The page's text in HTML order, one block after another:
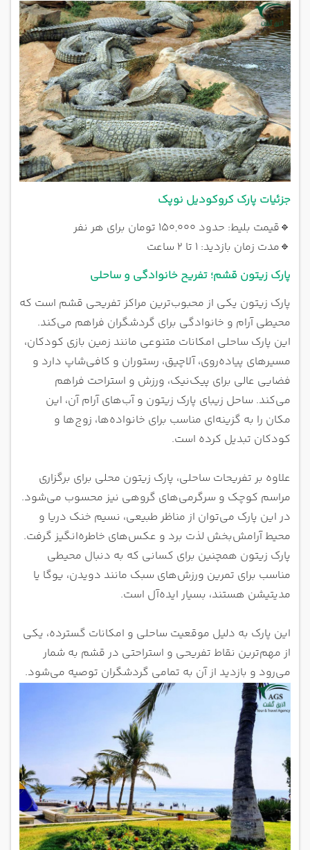
جزئیات پارک کروکودیل نوپک
🔹قیمت بلیط: حدود ۱۵۰,۰۰۰ تومان برای هر نفر
🔹مدت زمان بازدید: ۱ تا ۲ ساعت
پارک زیتون قشم؛ تفریح خانوادگی و ساحلی
پارک زیتون یکی از محبوب‌ترین مراکز تفریحی قشم است که
محیطی آرام و خانوادگی برای گردشگران فراهم می‌کند.
این پارک ساحلی امکانات متنوعی مانند زمین بازی کودکان،
مسیرهای پیاده‌روی، آلاچیق، رستوران و کافی‌شاپ دارد و
فضایی عالی برای پیک‌نیک، ورزش و استراحت فراهم
می‌کند. ساحل زیبای پارک زیتون و آب‌های آرام آن، این
مکان را به گزینه‌ای مناسب برای خانواده‌ها، زوج‌ها و
کودکان تبدیل کرده است.
علاوه بر تفریحات ساحلی، پارک زیتون محلی برای برگزاری
مراسم کوچک و سرگرمی‌های گروهی نیز محسوب می‌شود.
در این پارک می‌توان از مناظر طبیعی، نسیم خنک دریا و
محیط آرامش‌بخش لذت برد و عکس‌های خاطره‌انگیز گرفت.
پارک زیتون همچنین برای کسانی که به دنبال محیطی
مناسب برای تمرین ورزش‌های سبک مانند دویدن، یوگا یا
مدیتیشن هستند، بسیار ایده‌آل است.
این پارک به دلیل موقعیت ساحلی و امکانات گسترده، یکی
از مهم‌ترین نقاط تفریحی و استراحتی در قشم به شمار
می‌رود و بازدید از آن به تمامی گردشگران توصیه می‌شود.